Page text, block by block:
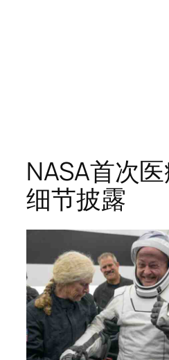
NASA首次
细节披露